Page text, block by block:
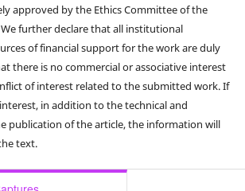
approved by the Ethics Committee of the
further declare that all institutional
of financial support for the work are duly
there is no commercial or associative interest
of interest related to the submitted work. If
in addition to the technical and
publication of the article, the information will
text.